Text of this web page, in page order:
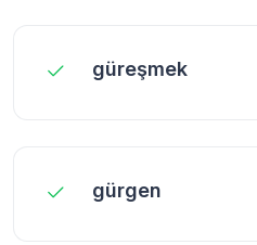
güreşmek
gürgen